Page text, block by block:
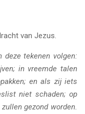
van Jezus.
deze tekenen volgen:
in vreemde talen
en als zij iets
niet schaden; op
gezond worden.